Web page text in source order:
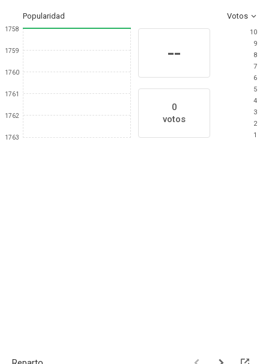
Popularidad Votos
1758
1759
1760
1761
1762
1763
--
0
votos
10
9
8
7
6
5
4
3
2
1